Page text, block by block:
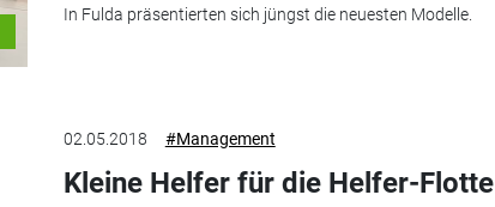
In Fulda präsentierten sich jüngst die neuesten Modelle.
02.05.2018 #Management
Kleine Helfer für die Helfer-Flotte